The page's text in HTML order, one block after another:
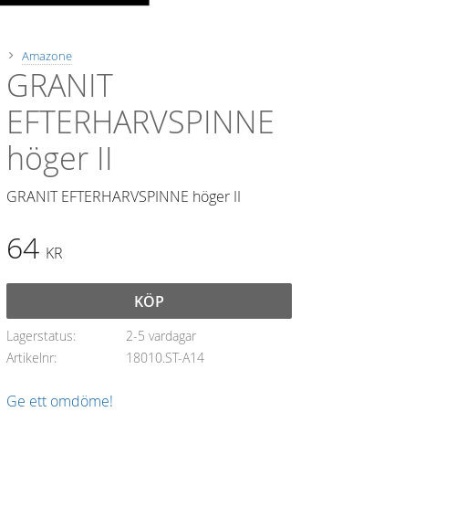
Amazone
GRANIT
EFTERHARVSPINNE
höger II
GRANIT EFTERHARVSPINNE höger II
64 KR
KÖP
Lagerstatus
2-5 vardagar
Artikelnr
18010.ST-A14
Ge ett omdöme!